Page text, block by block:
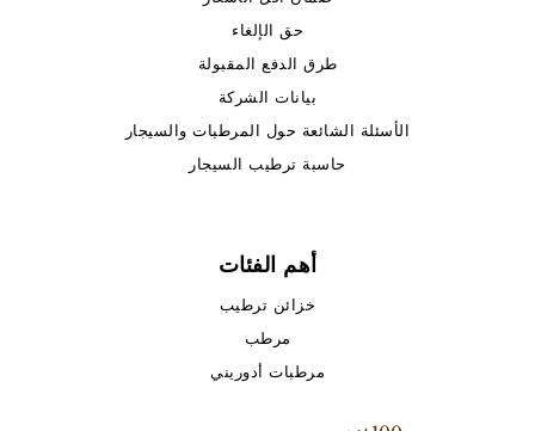
حق الإلغاء
طرق الدفع المقبولة
بيانات الشركة
الأسئلة الشائعة حول المرطبات والسيجار
حاسبة ترطيب السيجار
أهم الفئات
خزائن ترطيب
مرطب
مرطبات أدوريني